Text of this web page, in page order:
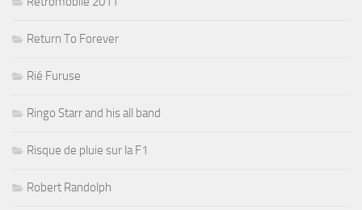
Return To Forever
Rié Furuse
Ringo Starr and his all band
Risque de pluie sur la F1
Robert Randolph